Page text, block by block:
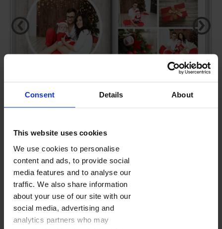
Consent Details About
This website uses cookies
We use cookies to personalise
content and ads, to provide social
media features and to analyse our
traffic. We also share information
about your use of our site with our
social media, advertising and
analytics partners who may
‹ ›
FOTOKSIĄŻKA(28-160 STRON)
Kolejne strony dodasz w edytorze w trakcie projektowania.
Cennik